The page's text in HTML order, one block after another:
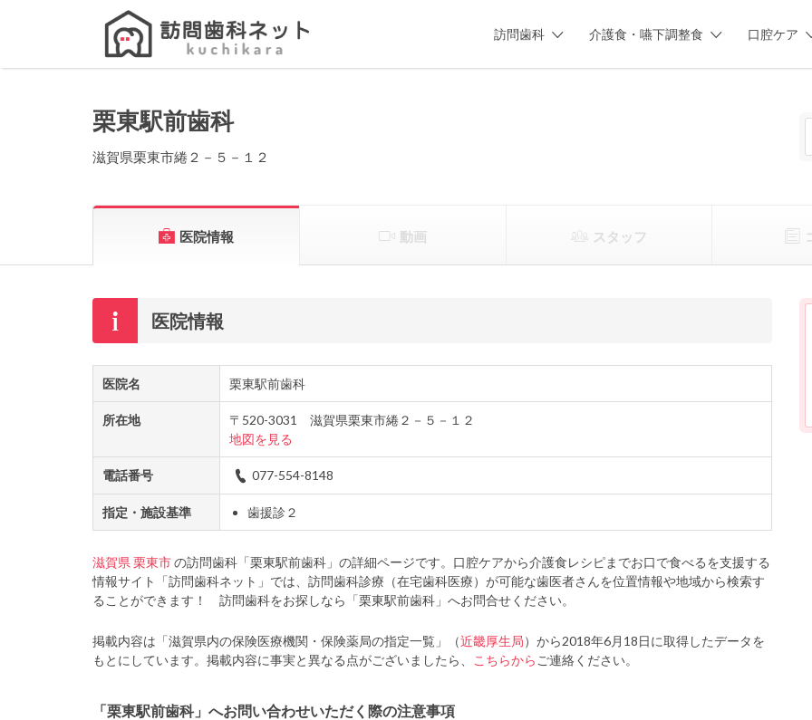
訪問歯科 介護食・嚥下調整食 口腔ケア
Search
栗東駅前歯科
滋賀県栗東市綣２－５－１２
医院情報 動画 スタッフ
医院情報
医院名 栗東駅前歯科
所在地
〒520-3031 滋賀県栗東市綣２－５－１２
地図を見る
電話番号 077-554-8148
指定・施設基準 歯援診２
滋賀県 栗東市の訪問歯科「栗東駅前歯科」の詳細ページです。口腔ケアから介護食レシピまでお口で食べるを支援する
情報サイト「訪問歯科ネット」では、訪問歯科診療（在宅歯科医療）が可能な歯医者さんを位置情報や地域から検索す
ることができます！ 訪問歯科をお探しなら「栗東駅前歯科」へお問合せください。
掲載内容は「滋賀県内の保険医療機関・保険薬局の指定一覧」（近畿厚生局）から2018年6月18日に取得したデータを
もとにしています。掲載内容に事実と異なる点がございましたら、
こちらから ご連絡ください。
「栗東駅前歯科」へお問い合わせいただく際の注意事項